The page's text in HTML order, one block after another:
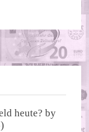
heute? by